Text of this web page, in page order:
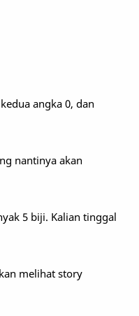
angka 0, dan
nantinya akan
5 biji. Kalian tinggal
melihat story